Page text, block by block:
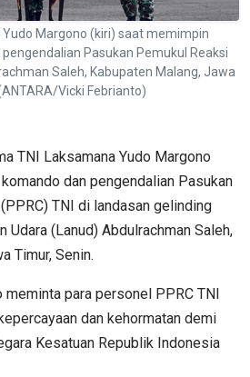
Yudo Margono (kiri) saat memimpin
Pasukan Pemukul Reaksi
Saleh, Kabupaten Malang, Jawa
Vicki Febrianto)
TNI Laksamana Yudo Margono
dan pengendalian Pasukan
TNI di landasan gelinding
Udara (Lanud) Abdulrachman Saleh,
Timur, Senin.
meminta para personel PPRC TNI
dan kehormatan demi
Kesatuan Republik Indonesia